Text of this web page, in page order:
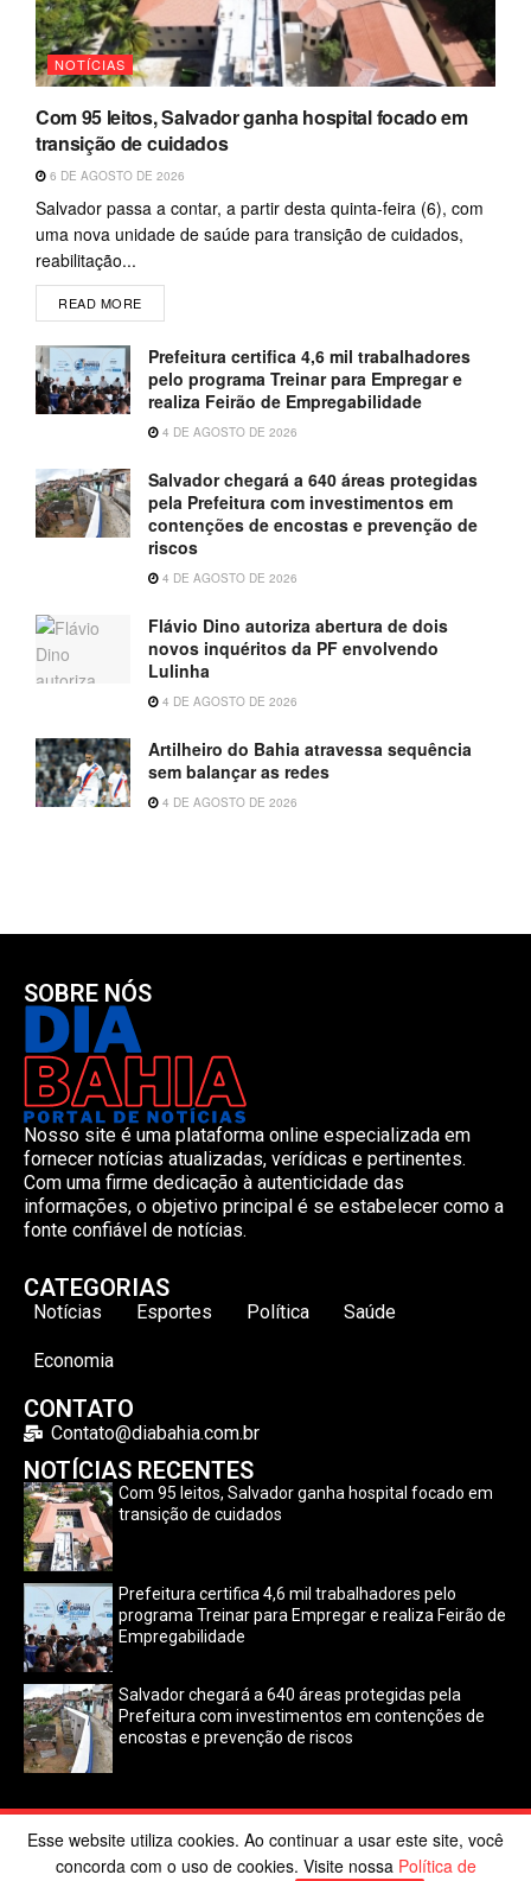
NOTÍCIAS
Com 95 leitos, Salvador ganha hospital focado em
transição de cuidados
6 DE AGOSTO DE 2026
Salvador passa a contar, a partir desta quinta-feira (6), com
uma nova unidade de saúde para transição de cuidados,
reabilitação...
READ MORE
Prefeitura certifica 4,6 mil trabalhadores
pelo programa Treinar para Empregar e
realiza Feirão de Empregabilidade
4 DE AGOSTO DE 2026
Salvador chegará a 640 áreas protegidas
pela Prefeitura com investimentos em
contenções de encostas e prevenção de
riscos
4 DE AGOSTO DE 2026
Flávio Dino autoriza abertura de dois
novos inquéritos da PF envolvendo
Lulinha
4 DE AGOSTO DE 2026
Artilheiro do Bahia atravessa sequência
sem balançar as redes
4 DE AGOSTO DE 2026
SOBRE NÓS
Nosso site é uma plataforma online especializada em
fornecer notícias atualizadas, verídicas e pertinentes.
Com uma firme dedicação à autenticidade das
informações, o objetivo principal é se estabelecer como a
fonte confiável de notícias.
CATEGORIAS
Notícias Esportes Política Saúde
Economia
CONTATO
Contato@diabahia.com.br
NOTÍCIAS RECENTES
Com 95 leitos, Salvador ganha hospital focado em
transição de cuidados
Prefeitura certifica 4,6 mil trabalhadores pelo
programa Treinar para Empregar e realiza Feirão de
Empregabilidade
Salvador chegará a 640 áreas protegidas pela
Prefeitura com investimentos em contenções de
encostas e prevenção de riscos
©2024 Dia Bahia. Todos os direitos reservados | Desenvolvido
porPoppy Sites.
Esse website utiliza cookies. Ao continuar a usar este site, você
concorda com o uso de cookies. Visite nossa Política de